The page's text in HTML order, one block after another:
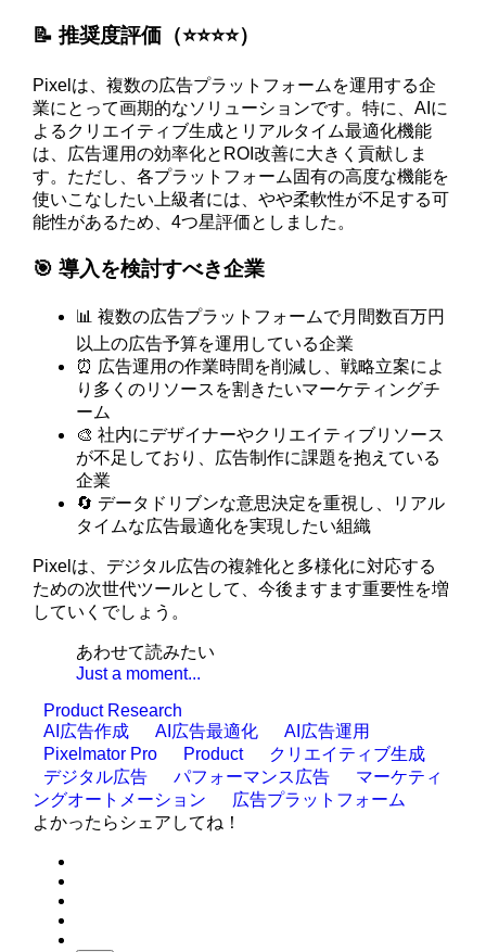
📝 推奨度評価（⭐️⭐️⭐️⭐️）
Pixelは、複数の広告プラットフォームを運用する企
業にとって画期的なソリューションです。特に、AIに
よるクリエイティブ生成とリアルタイム最適化機能
は、広告運用の効率化とROI改善に大きく貢献しま
す。ただし、各プラットフォーム固有の高度な機能を
使いこなしたい上級者には、やや柔軟性が不足する可
能性があるため、4つ星評価としました。
🎯 導入を検討すべき企業
📊 複数の広告プラットフォームで月間数百万円
以上の広告予算を運用している企業
⏰ 広告運用の作業時間を削減し、戦略立案によ
り多くのリソースを割きたいマーケティングチ
ーム
🎨 社内にデザイナーやクリエイティブリソース
が不足しており、広告制作に課題を抱えている
企業
🔄 データドリブンな意思決定を重視し、リアル
タイムな広告最適化を実現したい組織
Pixelは、デジタル広告の複雑化と多様化に対応する
ための次世代ツールとして、今後ますます重要性を増
していくでしょう。
あわせて読みたい
Just a moment...
Product Research
AI広告作成
AI広告最適化
AI広告運用
Pixelmator Pro
Product
クリエイティブ生成
デジタル広告
パフォーマンス広告
マーケティ
ングオートメーション
広告プラットフォーム
よかったらシェアしてね！